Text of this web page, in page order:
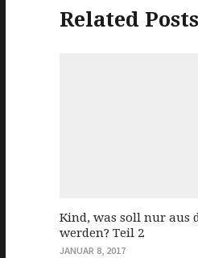
Related Posts
Kind, was soll nur aus
werden? Teil 2
JANUAR 8, 2017